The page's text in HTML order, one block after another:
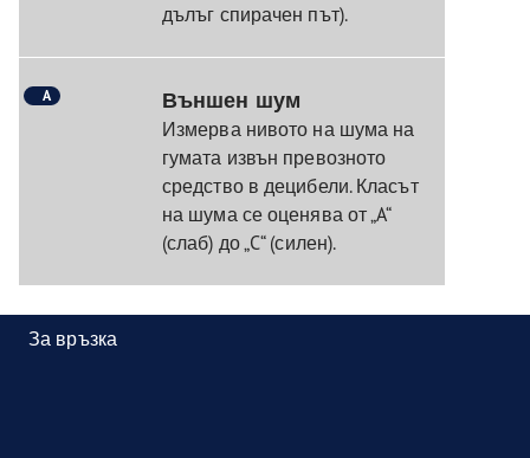
дълъг спирачен път).
A Външен шум
Измерва нивото на шума на
гумата извън превозното
средство в децибели. Класът
на шума се оценява от „A“
(слаб) до „C“ (силен).
За връзка